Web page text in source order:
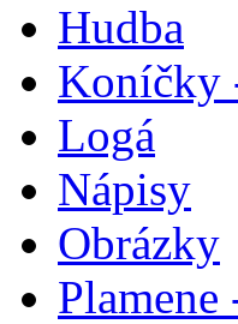
Hudba
Koníčky
Logá
Nápisy
Obrázky